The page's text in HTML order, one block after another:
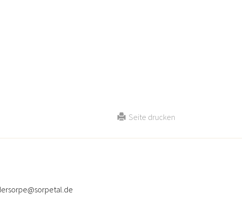
Seite drucken